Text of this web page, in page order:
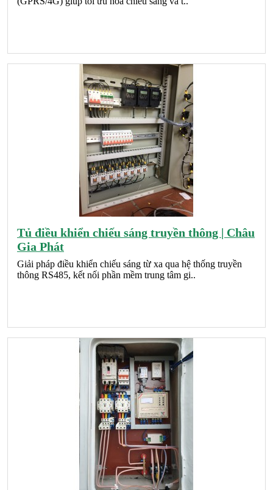
Tủ điều khiển chiếu sáng truyền thông | Châu
Gia Phát
Giải pháp điều khiển chiếu sáng từ xa qua hệ thống truyền
thông RS485, kết nối phần mềm trung tâm gi..